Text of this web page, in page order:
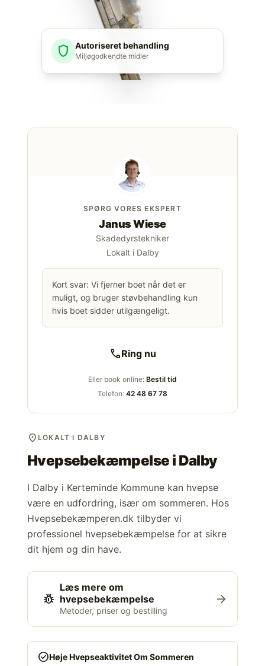
shield Autoriseret behandling
Miljøgodkendte midler
SPØRG VORES EKSPERT
Janus Wiese
Skadedyrstekniker
Lokalt i Dalby
Kort svar: Vi fjerner boet når det er
muligt, og bruger støvbehandling kun
hvis boet sidder utilgængeligt.
callRing nu
Eller book online: Bestil tid
Telefon: 42 48 67 78
location_on LOKALT I DALBY
Hvepsebekæmpelse i Dalby
I Dalby i Kerteminde Kommune kan hvepse
være en udfordring, især om sommeren. Hos
Hvepsebekæmperen.dk tilbyder vi
professionel hvepsebekæmpelse for at sikre
dit hjem og din have.
pest_control
Læs mere om
hvepsebekæmpelse
Metoder, priser og bestilling
arrow_forward
check_circleHøje Hvepseaktivitet Om Sommeren